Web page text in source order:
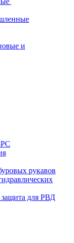
и
рукавов
защита для РВД